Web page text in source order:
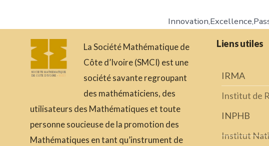
La Société Mathématique de
Côte d’Ivoire (SMCI) est une
société savante regroupant
des mathématiciens, des
utilisateurs des Mathématiques et toute
personne soucieuse de la promotion des
Mathématiques en tant qu’instrument de
Liens utiles
IRMA
Institut de
INPHB
Institut